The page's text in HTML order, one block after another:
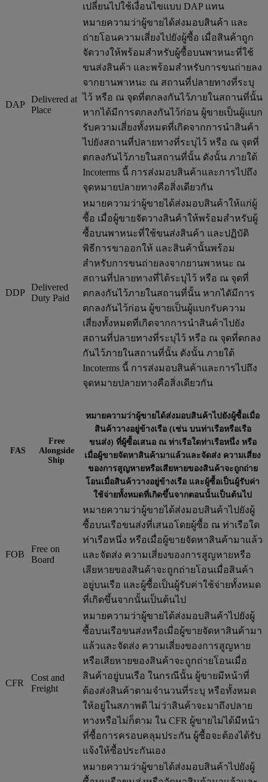
เปลี่ยนไปใช้เงื่อนไขแบบ DAP แทน
DAP
Delivered at
Place
หมายความว่าผู้ขายได้ส่งมอบสินค้า และ
ถ่ายโอนความเสี่ยงไปยังผู้ซื้อ เมื่อสินค้าถูก
จัดวางให้พร้อมสำหรับผู้ซื้อบนพาหนะที่ใช้
ขนส่งสินค้า และพร้อมสำหรับการขนถ่ายลง
จากยานพาหนะ ณ สถานที่ปลายทางที่ระบุ
ไว้ หรือ ณ จุดที่ตกลงกันไว้ภายในสถานที่นั้น
หากได้มีการตกลงกันไว้ก่อน ผู้ขายเป็นผู้แบก
รับความเสี่ยงทั้งหมดที่เกิดจากการนำสินค้า
ไปยังสถานที่ปลายทางที่ระบุไว้ หรือ ณ จุดที่
ตกลงกันไว้ภายในสถานที่นั้น ดังนั้น ภายใต้
Incoterms นี้ การส่งมอบสินค้าและการไปถึง
จุดหมายปลายทางคือสิ่งเดียวกัน
DDP
Delivered
Duty Paid
หมายความว่าผู้ขายได้ส่งมอบสินค้าให้แก่ผู้
ซื้อ เมื่อผู้ขายจัดวางสินค้าให้พร้อมสำหรับผู้
ซื้อบนพาหนะที่ใช้ขนส่งสินค้า และปฏิบัติ
พิธีการขาออกให้ และสินค้านั้นพร้อม
สำหรับการขนถ่ายลงจากยานพาหนะ ณ
สถานที่ปลายทางที่ได้ระบุไว้ หรือ ณ จุดที่
ตกลงกันไว้ภายในสถานที่นั้น หากไดัมีการ
ตกลงกันไว้ก่อน ผู้ขายเป็นผู้แบกรับความ
เสี่ยงทั้งหมดที่เกิดจากการนำสินค้าไปยัง
สถานที่ปลายทางที่ระบุไว้ หรือ ณ จุดที่ตกลง
กันไว้ภายในสถานที่นั้น ดังนั้น ภายใต้
Incoterms นี้ การส่งมอบสินค้าและการไปถึง
จุดหมายปลายทางคือสิ่งเดียวกัน
FAS
Free
Alongside
Ship
หมายความว่าผู้ขายได้ส่งมอบสินค้าไปยังผู้ซื้อเมื่อ
สินค้าวางอยู่ข้างเรือ (เช่น บนท่าเรือหรือเรือ
ขนส่ง) ที่ผู้ซื้อเสนอ ณ ท่าเรือใดท่าเรือหนึ่ง หรือ
เมื่อผู้ขายจัดหาสินค้ามาแล้วและจัดส่ง ความเสี่ยง
ของการสูญหายหรือเสียหายของสินค้าจะถูกถ่าย
โอนเมื่อสินค้าวางอยู่ข้างเรือ และผู้ซื้อเป็นผู้รับค่า
ใช้จ่ายทั้งหมดที่เกิดขึ้นจากตอนนั้นเป็นต้นไป
FOB
Free on
Board
หมายความว่าผู้ขายได้ส่งมอบสินค้าไปยังผู้
ซื้อบนเรือขนส่งที่เสนอโดยผู้ซื้อ ณ ท่าเรือใด
ท่าเรือหนึ่ง หรือเมื่อผู้ขายจัดหาสินค้ามาแล้ว
และจัดส่ง ความเสี่ยงของการสูญหายหรือ
เสียหายของสินค้าจะถูกถ่ายโอนเมื่อสินค้า
อยู่บนเรือ และผู้ซื้อเป็นผู้รับค่าใช้จ่ายทั้งหมด
ที่เกิดขึ้นจากนั้นเป็นต้นไป
CFR
Cost and
Freight
หมายความว่าผู้ขายได้ส่งมอบสินค้าไปยังผู้
ซื้อบนเรือขนส่งหรือเมื่อผู้ขายจัดหาสินค้ามา
แล้วและจัดส่ง ความเสี่ยงของการสูญหาย
หรือเสียหายของสินค้าจะถูกถ่ายโอนเมื่อ
สินค้าอยู่บนเรือ ในกรณีนั้น ผู้ขายมีหน้าที่
ต้องส่งสินค้าตามจำนวนที่ระบุ หรือทั้งหมด
ให้อยู่ในสภาพดี ไม่ว่าสินค้าจะมาถึงปลาย
ทางหรือไม่ก็ตาม ใน CFR ผู้ขายไม่ได้มีหน้า
ที่ซื้อการครอบคลุมประกัน ผู้ซื้อจะต้องได้รับ
แจ้งให้ซื้อประกันเอง
หมายความว่าผู้ขายได้ส่งมอบสินค้าไปยังผู้